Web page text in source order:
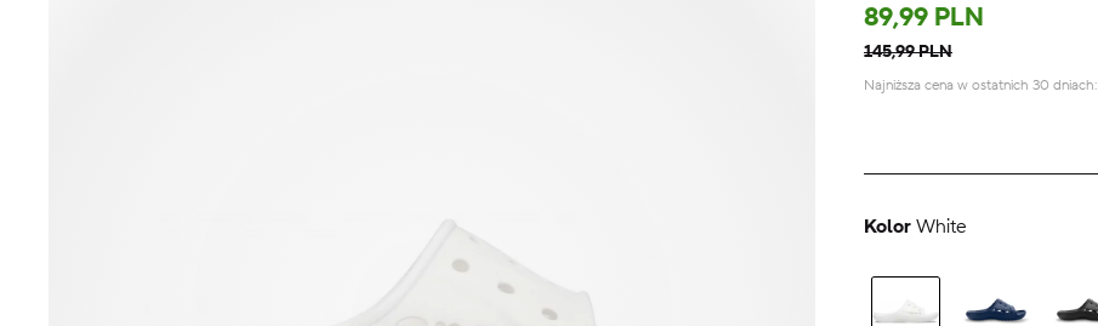
89,99 PLN
145,99 PLN
Najniższa cena w ostatnich 30 dniach:
Kolor White